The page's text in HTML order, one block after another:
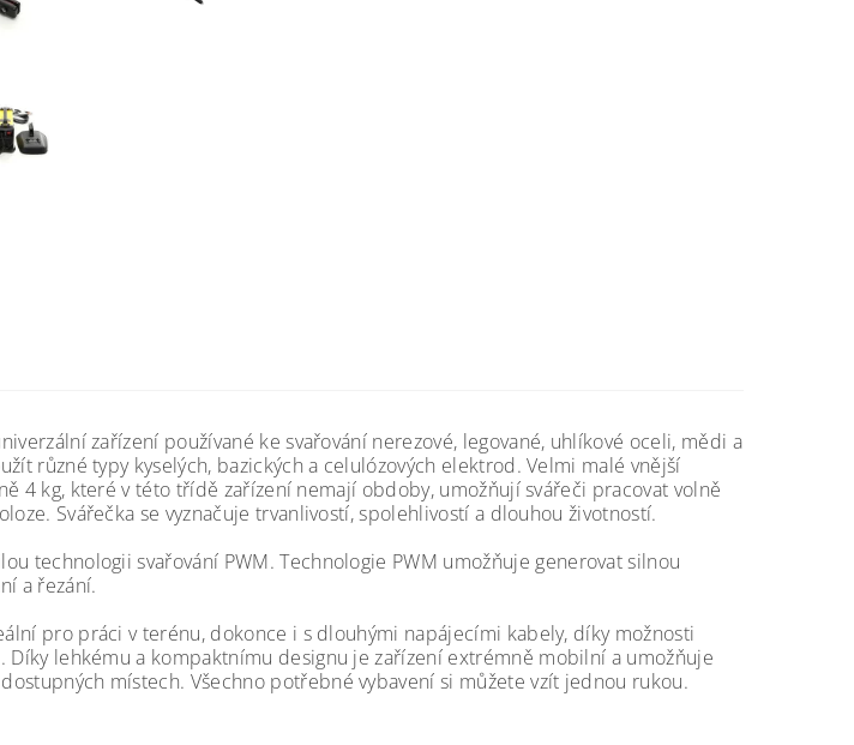
zařízení používané ke svařování nerezové, legované, uhlíkové oceli, mědi a
různé typy kyselých, bazických a celulózových elektrod. Velmi malé vnější
4 kg, které v této třídě zařízení nemají obdoby, umožňují svářeči pracovat volně
Svářečka se vyznačuje trvanlivostí, spolehlivostí a dlouhou životností.
technologii svařování PWM. Technologie PWM umožňuje generovat silnou
a řezání.
pro práci v terénu, dokonce i s dlouhými napájecími kabely, díky možnosti
Díky lehkému a kompaktnímu designu je zařízení extrémně mobilní a umožňuje
místech. Všechno potřebné vybavení si můžete vzít jednou rukou.